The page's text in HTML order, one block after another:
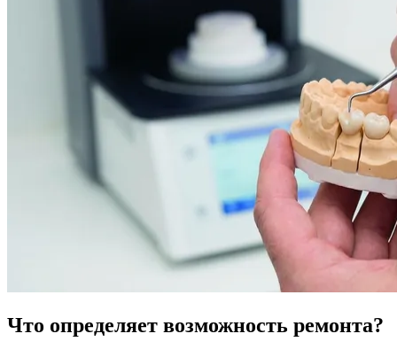
Что определяет возможность ремонта?